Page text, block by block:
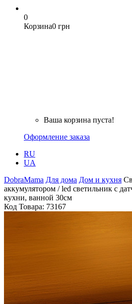
0
Корзина0 грн
Ваша корзина пуста!
Оформление заказа
RU
UA
DobraMama Для дома Дом и кухня
аккумулятором / led светильник с
кухни, ванной 30см
Код Товара: 73167